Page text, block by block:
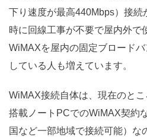
下り速度が最高440Mbps）接続
時に回線工事が不要で屋内外で
WiMAXを屋内の固定ブロード
している人も増えています。
WiMAX接続自体は、現在のと
搭載ノートPCでのWiMAX契約
国など一部地域で接続可能）な